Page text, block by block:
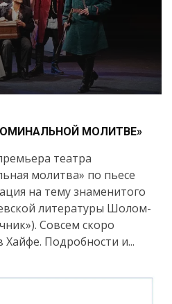
МОЛИТВЕ»
театра
молитва» по пьесе
на тему знаменитого
литературы Шолом-
Совсем скоро
Хайфе. Подробности и...